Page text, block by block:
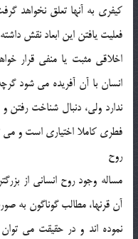
كيفري به آنها تعلق نخواهد
فعليت يافتن اين ابعاد نقش
اخلاقي مثبت يا منفي قرار
انسان با آن آفريده مي شود
ندارد ولي، دنبال شناخت
فطري كاملا اختياري است و مي
روح
مساله وجود روح انساني از
آن قرنها، مطالب گوناگون به
نموده اند و در حقيقت مي